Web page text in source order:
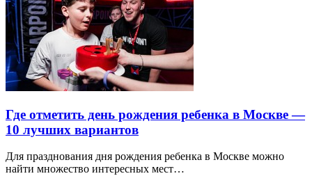
Где отметить день рождения ребенка в Москве —
10 лучших вариантов
Для празднования дня рождения ребенка в Москве можно
найти множество интересных мест…